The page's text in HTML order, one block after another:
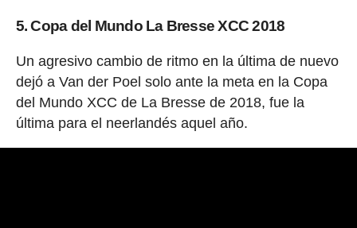
5. Copa del Mundo La Bresse XCC 2018
Un agresivo cambio de ritmo en la última de nuevo
dejó a Van der Poel solo ante la meta en la Copa
del Mundo XCC de La Bresse de 2018, fue la
última para el neerlandés aquel año.